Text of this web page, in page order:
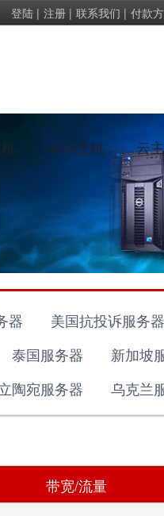
登陆 | 注册 | 联系我们 | 付款
VPS主机 云
器 美国抗投诉服务器
泰国服务器 新加坡
陶宛服务器 乌克兰
带宽/流量